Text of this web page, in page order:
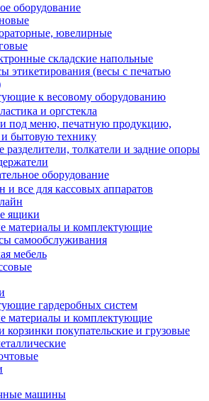
оборудование
ювелирные
складские напольные
этикетирования (весы с печатью
к весовому оборудованию
и оргстекла
под меню, печатную продукцию,
бытовую технику
толкатели и задние опоры
оборудование
и все для кассовых аппаратов
ящики
материалы и комплектующие
самообслуживания
мебель
гардеробных систем
материалы и комплектующие
корзинки покупательские и грузовые
машины